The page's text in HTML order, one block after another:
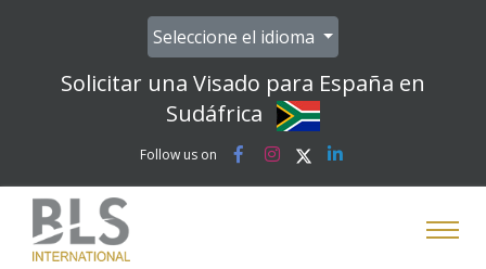
Seleccione el idioma
Solicitar una Visado para España en
Sudáfrica
Follow us on